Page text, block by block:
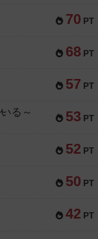
70 PT
68 PT
57 PT
53 PT
る～
52 PT
50 PT
42 PT